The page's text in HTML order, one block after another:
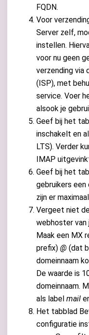
FQDN.
Voor
Server zelf,
instellen.
voor nu geen
verzending via
(ISP), met
service. Voer
alsook je
Geef bij het
inschakelt en
LTS). Verder
IMAP
Geef bij het
gebruikers een
zijn er
Vergeet niet
webhoster van
Maak een MX
prefix) @ (dat
domeinnaam
De waarde is
domeinnaam.
als label mail
Het tabblad
configuratie